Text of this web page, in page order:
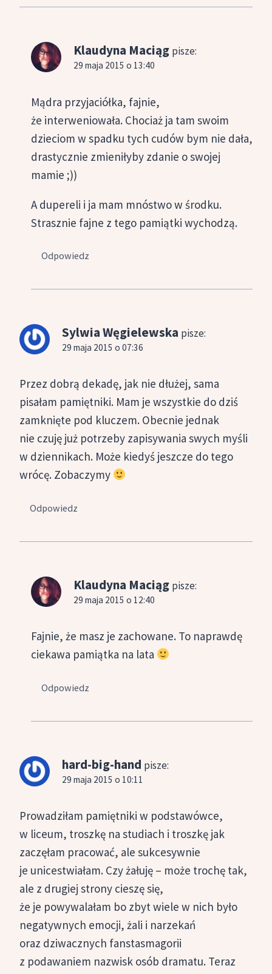
Klaudyna Maciąg pisze:
29 maja 2015 o 13:40
Mądra przyjaciółka, fajnie,
że interweniowała. Chociaż ja tam swoim
dzieciom w spadku tych cudów bym nie dała,
drastycznie zmieniłyby zdanie o swojej
mamie ;))
A dupereli i ja mam mnóstwo w środku.
Strasznie fajne z tego pamiątki wychodzą.
Odpowiedz
Sylwia Węgielewska pisze:
29 maja 2015 o 07:36
Przez dobrą dekadę, jak nie dłużej, sama
pisałam pamiętniki. Mam je wszystkie do dziś
zamknięte pod kluczem. Obecnie jednak
nie czuję już potrzeby zapisywania swych myśli
w dziennikach. Może kiedyś jeszcze do tego
wrócę. Zobaczymy
Odpowiedz
Klaudyna Maciąg pisze:
29 maja 2015 o 12:40
Fajnie, że masz je zachowane. To naprawdę
ciekawa pamiątka na lata
Odpowiedz
hard-big-hand pisze:
29 maja 2015 o 10:11
Prowadziłam pamiętniki w podstawówce,
w liceum, troszkę na studiach i troszkę jak
zaczęłam pracować, ale sukcesywnie
je unicestwiałam. Czy żałuję – może trochę tak,
ale z drugiej strony cieszę się,
że je powywalałam bo zbyt wiele w nich było
negatywnych emocji, żali i narzekań
oraz dziwacznych fanstasmagorii
z podawaniem nazwisk osób dramatu. Teraz